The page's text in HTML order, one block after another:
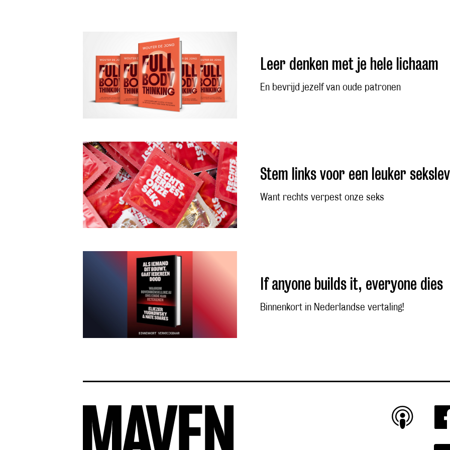
Leer denken met je hele lichaam
En bevrijd jezelf van oude patronen
Stem links voor een leuker
Want rechts verpest onze seks
If anyone builds it, everyone dies
Binnenkort in Nederlandse vertaling!